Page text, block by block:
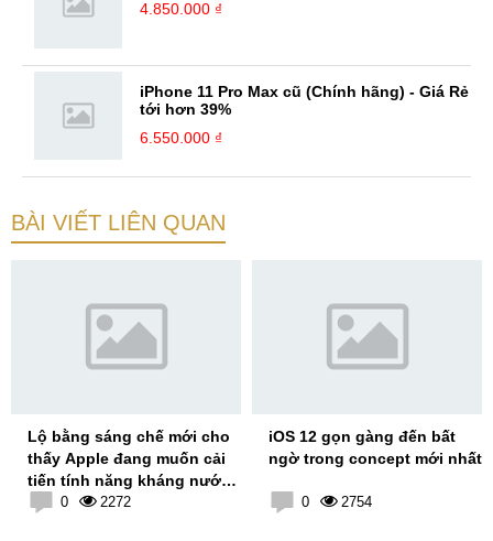
4.850.000 ₫
iPhone 11 Pro Max cũ (Chính hãng) - Giá Rẻ
tới hơn 39%
6.550.000 ₫
BÀI VIẾT LIÊN QUAN
Lộ bằng sáng chế mới cho
thấy Apple đang muốn cải
tiến tính năng kháng nước
trên các thiết bị iPhone
0 2272
iOS 12 gọn gàng đến bất
ngờ trong concept mới nhất
0 2754